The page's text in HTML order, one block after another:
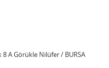
A Görükle Nilüfer / BURSA